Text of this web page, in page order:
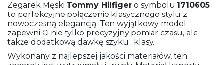
Zegarek Męski Tommy Hilfiger o symbolu 1710605
to perfekcyjne połączenie klasycznego stylu z
nowoczesną elegancją. Ten wyjątkowy model
zapewni Ci nie tylko precyzyjny pomiar czasu, ale
także dodatkową dawkę szyku i klasy.
Wykonany z najlepszej jakości materiałów, ten